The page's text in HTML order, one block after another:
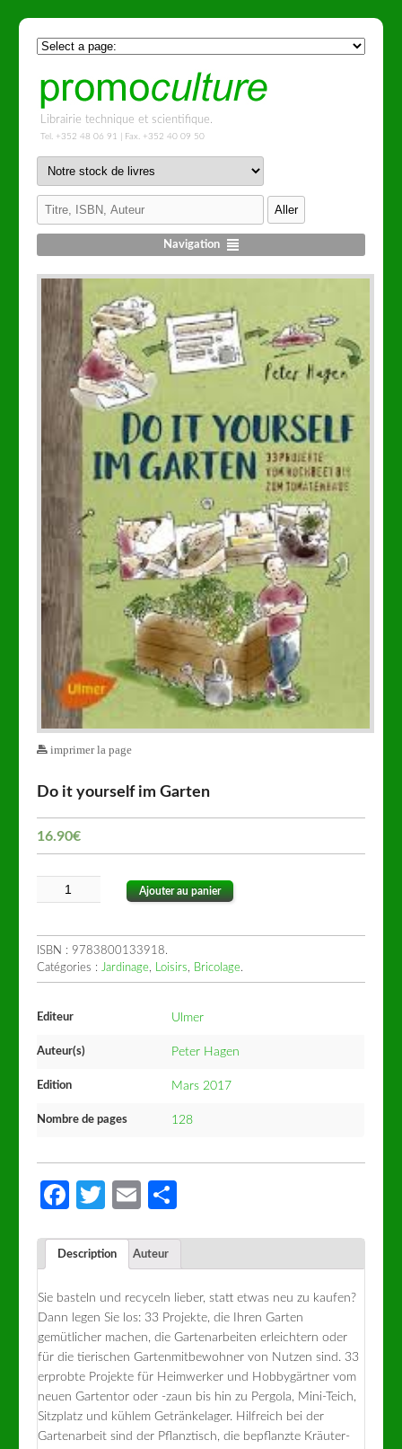
Librairie technique et scientifique.
Tel. +352 48 06 91 | Fax. +352 40 09 50
Navigation
imprimer la page
Do it yourself im Garten
16.90€
Ajouter au panier
ISBN : 9783800133918.
Catégories :
Jardinage Loisirs Bricolage.
Editeur Ulmer
Auteur(s) Peter Hagen
Edition Mars 2017
Nombre de pages 128
Facebook
Twitter
Email
Description Auteur
Sie basteln und recyceln lieber, statt etwas neu zu kaufen?
Dann legen Sie los: 33 Projekte, die Ihren Garten
gemütlicher machen, die Gartenarbeiten erleichtern oder
für die tierischen Gartenmitbewohner von Nutzen sind. 33
erprobte Projekte für Heimwerker und Hobbygärtner vom
neuen Gartentor oder -zaun bis hin zu Pergola, Mini-Teich,
Sitzplatz und kühlem Getränkelager. Hilfreich bei der
Gartenarbeit sind der Pflanztisch, die bepflanzte Kräuter-